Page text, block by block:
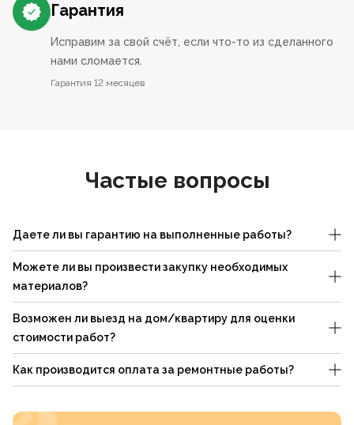
Гарантия
Исправим за свой счёт, если что-то из сделанного
нами сломается.
Гарантия 12 месяцев
Частые вопросы
Даете ли вы гарантию на выполненные работы?
Можете ли вы произвести закупку необходимых
материалов?
Возможен ли выезд на дом/квартиру для оценки
стоимости работ?
Как производится оплата за ремонтные работы?